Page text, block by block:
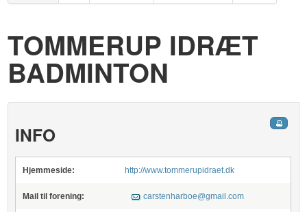
TOMMERUP IDRÆT
BADMINTON
INFO
Hjemmeside: http://www.tommerupidraet.dk
Mail til forening: carstenharboe@gmail.com